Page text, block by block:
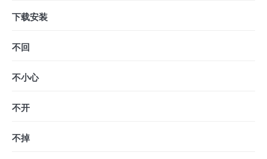
下载安装
不回
不小心
不开
不掉